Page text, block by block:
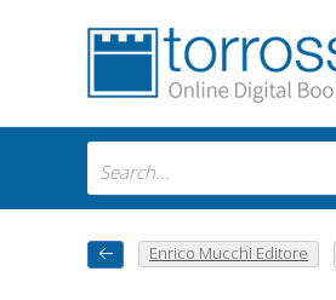
Enrico Mucchi Editore